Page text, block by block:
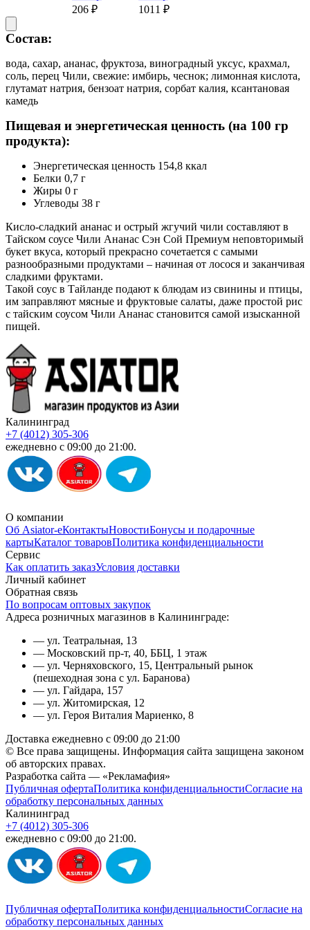
206 ₽
1011 ₽
Состав:
вода, сахар, ананас, фруктоза, виноградный уксус, крахмал,
соль, перец Чили, свежие: имбирь, чеснок; лимонная кислота,
глутамат натрия, бензоат натрия, сорбат калия, ксантановая
камедь
Пищевая и энергетическая ценность (на 100 гр
продукта):
Энергетическая ценность 154,8 ккал
Белки 0,7 г
Жиры 0 г
Углеводы 38 г
Кисло-сладкий ананас и острый жгучий чили составляют в
Тайском соусе Чили Ананас Сэн Сой Премиум неповторимый
букет вкуса, который прекрасно сочетается с самыми
разнообразными продуктами – начиная от лосося и заканчивая
сладкими фруктами.
Такой соус в Тайланде подают к блюдам из свинины и птицы,
им заправляют мясные и фруктовые салаты, даже простой рис
с тайским соусом Чили Ананас становится самой изысканной
пищей.
Калининград
+7 (4012) 305-306
ежедневно с 09:00 до 21:00.
О компании
Об Asiator-еКонтактыНовостиБонусы и подарочные
картыКаталог товаровПолитика конфиденциальности
Сервис
Как оплатить заказУсловия доставки
Личный кабинет
Обратная связь
По вопросам оптовых закупок
Адреса розничных магазинов в Калининграде:
— ул. Театральная, 13
— Московский пр-т, 40, ББЦ, 1 этаж
— ул. Черняховского, 15, Центральный рынок
(пешеходная зона с ул. Баранова)
— ул. Гайдара, 157
— ул. Житомирская, 12
— ул. Героя Виталия Мариенко, 8
Доставка ежедневно с 09:00 до 21:00
© Все права защищены. Информация сайта защищена законом
об авторских правах.
Разработка сайта — «Рекламафия»
Публичная офертаПолитика конфиденциальностиСогласие на
обработку персональных данных
Калининград
+7 (4012) 305-306
ежедневно с 09:00 до 21:00.
Публичная офертаПолитика конфиденциальностиСогласие на
обработку персональных данных